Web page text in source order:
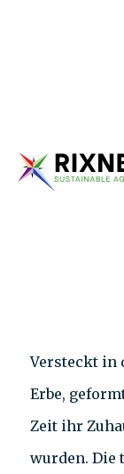
Versteckt in
Erbe,
Zeit ihr
wurden. Die